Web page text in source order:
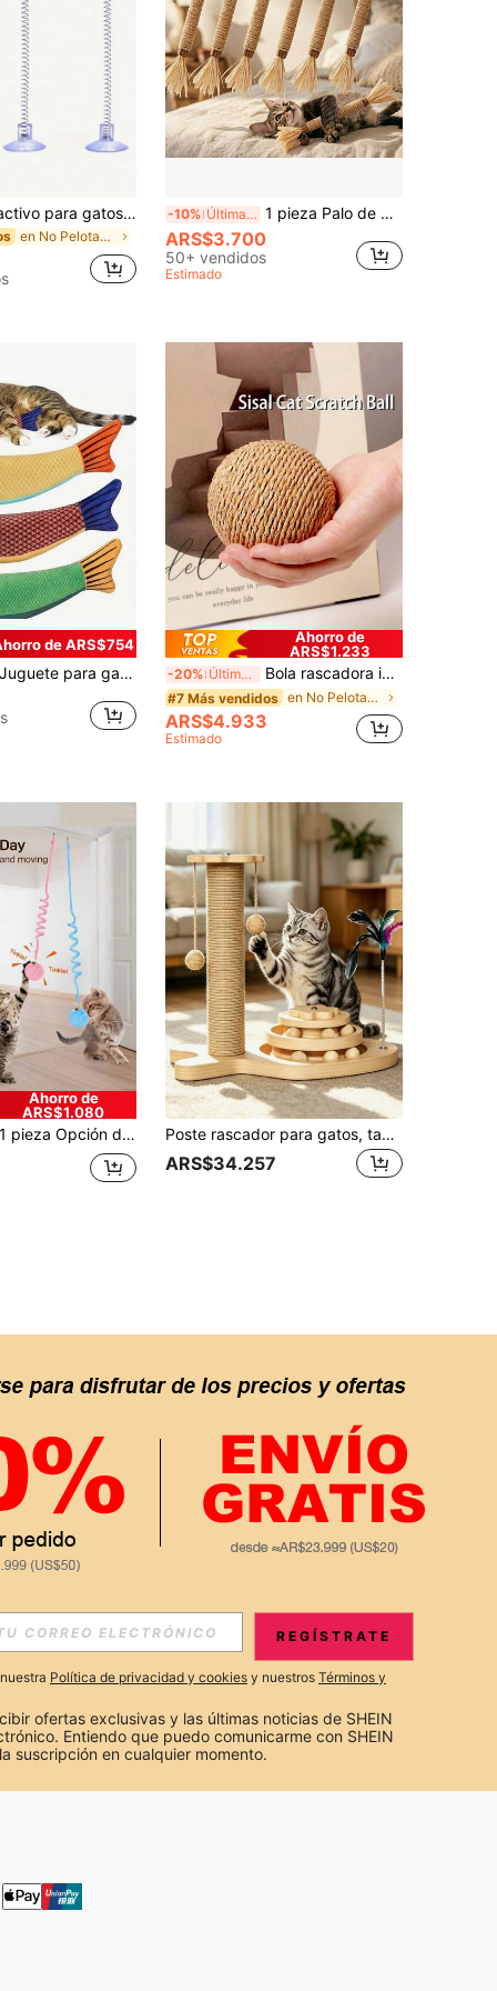
Juguete interactivo para gatos con bola de peluche, muelle metálico y base con ventosa - Colores brillantes, sin pilas requeridas, diseño resistente, adecuado para todas las razas, estimula los instintos de caza y la emoción lúdica, juguetes de simulación de caza, juguetes enérgicos para gatos, juguetes de bola de peluche, juguetes para gatos de interior
en No Pelotas de juguete para gatos
-10% Últimas 12 hrs 1 pieza Palo de Gato Tejido Natural - Juguete de Dentición para Gatos, Juguete de Limpieza Dental Duradero para Gatos de Interior, Juguete Interactivo, Sin Batería Requerida, Ayuda a Mantener la Salud Dental | Material Tejido Natural | Palo Duradero, Juguete Interactivo
ARS$3.700
50+ vendidos
Estimado
de ARS$754
Juguete para gatos con diseño de pez realista, juguete para mascotas que produce sonido, suave y duradero, juguete interactivo de patada para gatos de interior, suministros para gatos
Ahorro de
ARS$1.233
-20% Últimas 12 hrs Bola rascadora interactiva de sisal, duradera y resistente a los arañazos, ayuda a limpiar los dientes de los gatos. Adecuada para que los gatos de todas las edades la persigan, muerdan y rasquen, liberando energía.
#7 Más vendidos en No Pelotas de juguete para gatos
ARS$4.933
Estimado
Ahorro de
ARS$1.080
1 pieza Opción de tres colores disponible. Juguete guardián de gato perezoso sin necesidad de supervisión. Juguete de bola de peluche con resorte colgante para gatos. Con cascabeles para atraer la atención. Ideal para gatitos o gatos adultos para relajarse. Artículos esenciales para la crianza de gatos de interior en la familia. Poste rascador para gatos, tablero rascador de juguete para gatos de interior, poste rascador alto para gatos con bola colgante, juguete interactivo adecuado para gatitos y gatos adultos
ARS$34.257
APP
EXCLUSIVAS, PROMOCIONES Y NOTICIAS DE SHEIN
Suscribir
REGÍSTRATE
Política de privacidad y cookies y nuestros Términos y
ofertas exclusivas y las últimas noticias de SHEIN
Entiendo que puedo comunicarme con SHEIN
suscripción en cualquier momento.